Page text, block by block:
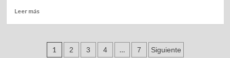
Leer másLeer
Paginación
1 2 3 4 … 7 Siguiente